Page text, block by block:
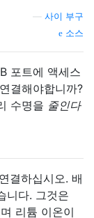
사이 부구
소스
포트에 액세스
결해야합니까?
수명을 줄인다
결하십시오. 배
니다. 그것은
리튬 이온이